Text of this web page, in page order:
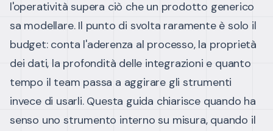
l'operatività supera ciò che un prodotto generico
sa modellare. Il punto di svolta raramente è solo il
budget: conta l'aderenza al processo, la proprietà
dei dati, la profondità delle integrazioni e quanto
tempo il team passa a aggirare gli strumenti
invece di usarli.Questa guida chiarisce quando ha
senso uno strumento interno su misura, quando il